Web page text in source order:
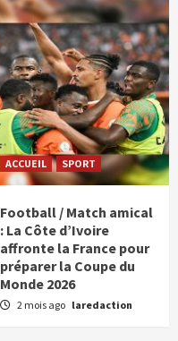
ACCUEIL SPORT
Football / Match amical
: La Côte d’Ivoire
affronte la France pour
préparer la Coupe du
Monde 2026
2 mois ago laredaction